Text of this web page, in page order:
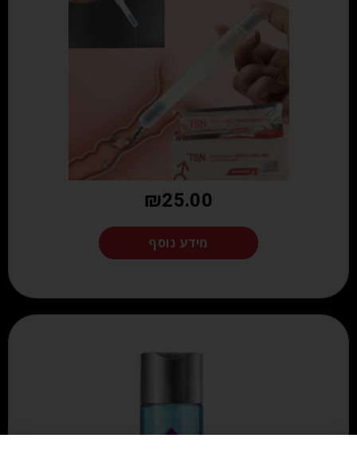
₪25.00
מידע נוסף